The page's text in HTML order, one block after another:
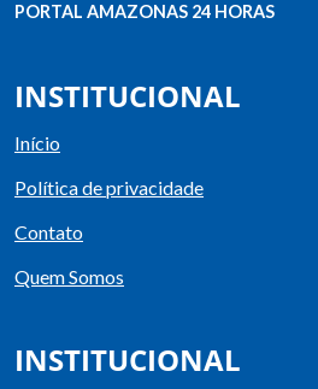
PORTAL AMAZONAS 24 HORAS
INSTITUCIONAL
Início
Política de privacidade
Contato
Quem Somos
INSTITUCIONAL